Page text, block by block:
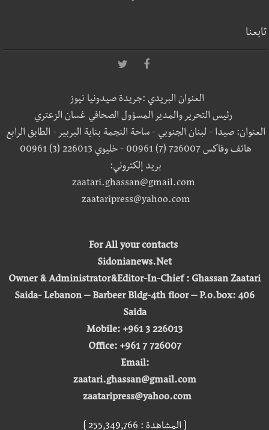
تابعنا
العنوان البريدي :جريدة صيدونيا نيوز
رئيس التحرير والمدير المسؤول الصحافي غسان الزعتري
العنوان: صيدا - لبنان الجنوبي - ساحة النجمة بناية البربير - الطابق الرابع
هاتف وفاكس 726007 (7) 00961 - خليوي 226013 (3) 00961
بريد إلكتروني:
zaatari.ghassan@gmail.com
zaataripress@yahoo.com
For All your contacts
Sidonianews.Net
Owner & Administrator&Editor-In-Chief : Ghassan Zaatari
Saida- Lebanon – Barbeer Bldg-4th floor – P.o.box: 406
Saida
Mobile: +961 3 226013
Office: +961 7 726007
Email:
zaatari.ghassan@gmail.com
zaataripress@yahoo.com
[ المشاهدة : 255,349,766 ]